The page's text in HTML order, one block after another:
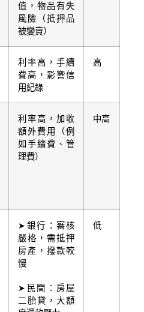
值，物品有失
風險（抵押品
被變賣）
利率高，手續
費高，影響信
用紀錄
高
利率高，加收
額外費用（例
如手續費、管
理費）
中高
➤銀行：審核
嚴格，需抵押
房產，撥款較
慢
➤民間：房屋
二胎貸，大額
低